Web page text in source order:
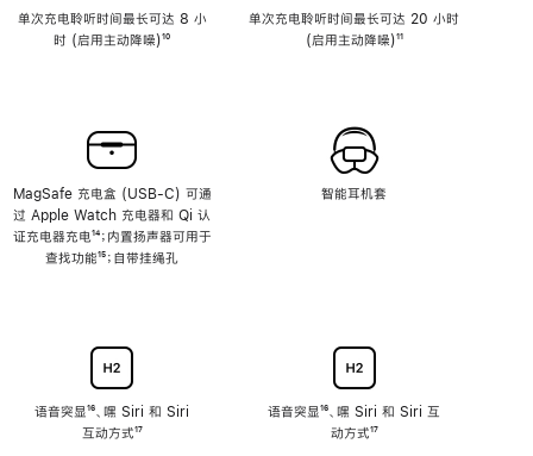
单次充电聆听时间最长可达 8 小
时 (启用主动降噪)脚
¹⁰
MagSafe 充电盒 (USB-C) 可通
过 Apple Watch 充电器和 Qi 认
证充电器充电脚
注
¹⁴；内置扬声器可用于
查找功能脚
¹⁵；自带挂绳孔
语音突显脚
注
¹⁶、嘿 Siri 和 Siri
互动方式脚
¹⁷
单次充电聆听时间最长可达 20 小时
(启用主动降噪)脚
¹¹
智能耳机套
语音突显脚
注
¹⁶、嘿 Siri 和 Siri 互
动方式脚
¹⁷